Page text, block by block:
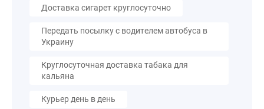
Доставка сигарет круглосуточно
Передать посылку с водителем автобуса в
Украину
Круглосуточная доставка табака для
кальяна
Курьер день в день